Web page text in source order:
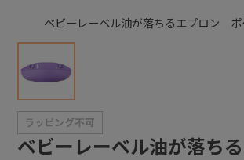
ベビーレーベル油が落ちるエプロン ポ
ベビーレーベル油が落ち